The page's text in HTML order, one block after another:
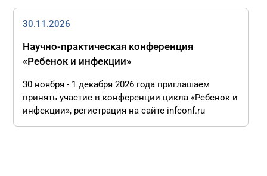
30.11.2026
Научно-практическая конференция
«Ребенок и инфекции»
30 ноября - 1 декабря 2026 года приглашаем
принять участие в конференции цикла «Ребенок и
инфекции», регистрация на сайте infconf.ru